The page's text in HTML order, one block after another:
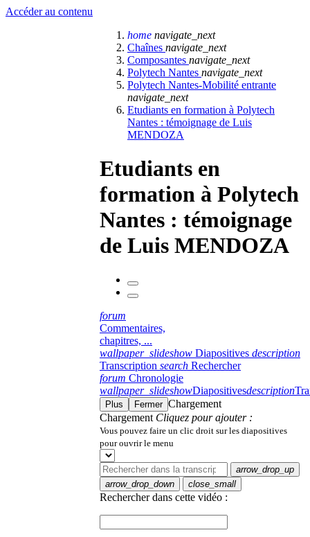
Accéder au contenu
home navigate_next
Chaînes navigate_next
Composantes navigate_next
Polytech Nantes navigate_next
Polytech Nantes-Mobilité entrante
navigate_next
Etudiants en formation à Polytech
Nantes : témoignage de Luis
MENDOZA
Etudiants en
formation à Polytech
Nantes : témoignage
de Luis MENDOZA
forum
Commentaires,
chapitres, ...
wallpaper_slideshow Diapositives description
Transcription search Rechercher
forum Chronologie
wallpaper_slideshowDiapositivesdescription
Plus Fermer Chargement
Chargement Cliquez pour ajouter :
Vous pouvez faire un clic droit sur les diapositives
pour ouvrir le menu
arrow_drop_up
arrow_drop_down
close_small
Rechercher dans cette vidéo :